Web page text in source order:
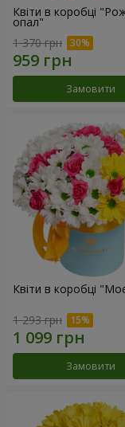
Квіти в коробці
опал"
1 370 грн
Замовити
Квіти в коробці
1 293 грн
Замовити